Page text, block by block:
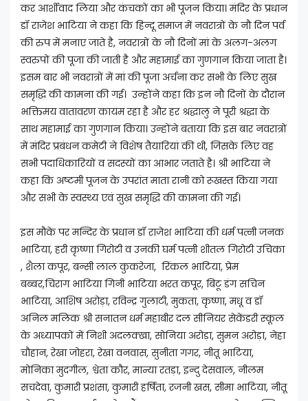
कर आर्शीवाद लिया और कंचकों का भी पूजन किया। मंदिर के प्रधान
डॉ राजेश भाटिया ने कहा कि हिन्दू समाज में नवरात्रों के नौ दिन पर्व
की रुप में मनाए जाते है, नवरात्रों के नौ दिनों मां के अलग-अलग
स्वरुपों की पूजा की जाती है और महामाई का गुणगान किया जाता है।
इसम बार भी नवरात्रों में मां की पूजा अर्चना कर सभी के लिए सुख
समृद्धि की कामना की गई। उन्होंने कहा कि इन नौ दिनों के दौरान
भक्तिमय वातावरण कायम रहा है और हर श्रद्धालु ने पूरी श्रद्धा के
साथ महामाई का गुणगान किया। उन्होंने बताया कि इस बार नवरात्रों
में मंदिर प्रबंधन कमेटी ने विशेष तैयारियां की थी, जिसके लिए वह
सभी पदाधिकारियों व सदस्यों का आभार जताते है। श्री भाटिया ने
कहा कि अष्टमी पूजन के उपरांत माता रानी को रूखस्त किया गया
और सभी के स्वस्थ्य एवं सुख समृद्धि की कामना की गई।
इस मौके पर मन्दिर के प्रधान डॉ राजेश भाटिया की धर्म पत्नी जनक
भाटिया, हरी कृष्णा गिरोटी व उनकी घर्म पत्नी शीतल गिरोटी उचिका
, शैला कपूर, बन्सी लाल कुकरेजा, रिंकल भाटिया, प्रेम
बब्बर,चिराग भाटिया गिनी भाटिया भरत कपूर, बिटू डंग सचिन
भाटिया, आशिष अरोड़ा, रविन्द्र गुलाटी, मुकता, कृष्णा, मधू व डॉ
अनिल मलिक श्री सनातन धर्म महाबीर दल सीनियर सेकेंडरी स्कूल
के अध्यापकों में निशी अदलक्खा, सोनिया अरोड़ा, सुमन अरोड़ा, नेहा
चौहान, रेखा जोहरा, रेखा वनवास, सुनीता गगर, नीतू भाटिया,
मोनिका मुदगील, श्वेता कौर, मान्या रतड़ा, इन्दु देसवाल, नीलम
सचदेवा, कुमारी प्रशंसा, कुमारी हर्षिता, रजनी खस, सीमा भाटिया, नीतू